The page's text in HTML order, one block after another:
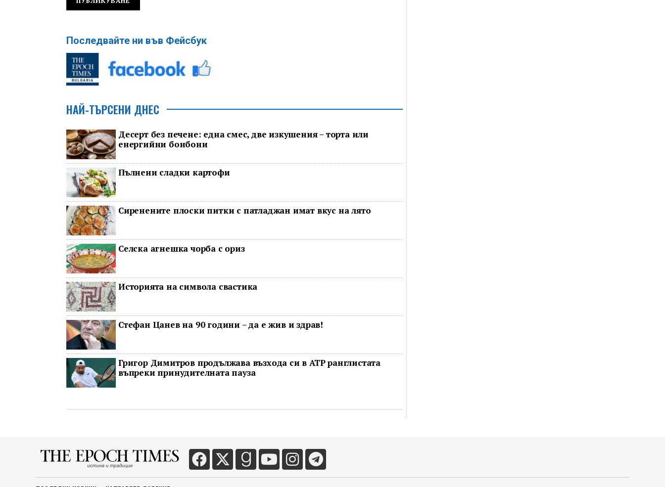
Последвайте ни във Фейсбук
НАЙ-ТЪРСЕНИ ДНЕС
Десерт без печене: една смес, две изкушения – торта или
енергийни бонбони
Пълнени сладки картофи
Сиренените плоски питки с патладжан имат вкус на лято
Селска агнешка чорба с ориз
Историята на символа свастика
Стефан Цанев на 90 години – да е жив и здрав!
Григор Димитров продължава възхода си в ATP ранглистата
въпреки принудителната пауза